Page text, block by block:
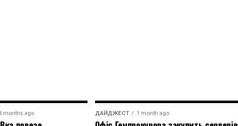
months ago ДАЙДЖЕСТ 1 month ago